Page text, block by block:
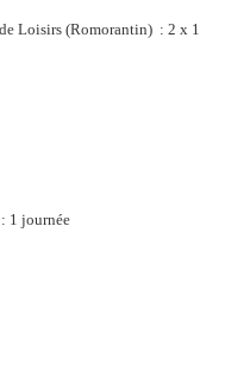
Loisirs (Romorantin) : 2 x 1
1 journée